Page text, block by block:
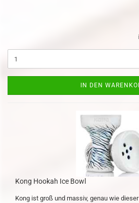
IN DEN
Kong Hookah Ice Bowl
Kong ist groß und massiv, genau wie